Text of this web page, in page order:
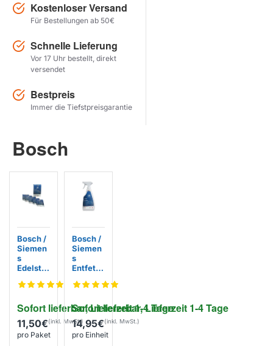
PRODUKTE ANZEIGEN
Kostenloser Versand
Für Bestellungen ab 50€
Schnelle Lieferung
Vor 17 Uhr bestellt, direkt
versendet
Bestpreis
Immer die Tiefstpreisgarantie
Bosch
Sofort lieferbar, Lieferzeit 1-4 Tage
Bosch /
Siemen
s
Edelsta
Pflegetü
311134 /
/ BSH (5
St.)
11,50€
pro Paket
Sofort lieferbar, Lieferzeit 1-4 Tage
Bosch /
Siemen
s
Entfettu
entrat
312207
/ BSH
14,95€
pro Einheit